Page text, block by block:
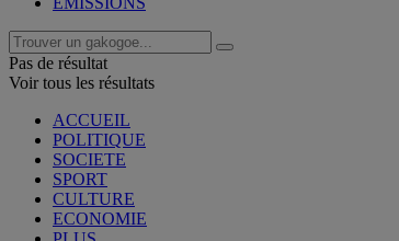
Pas de résultat
Voir tous les résultats
ACCUEIL
POLITIQUE
SOCIETE
SPORT
CULTURE
ECONOMIE